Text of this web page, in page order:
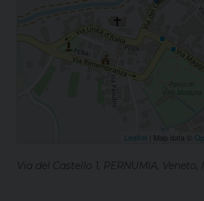
Leaflet | Map data ©
Via del Castello 1, PERNUMIA, Veneto,